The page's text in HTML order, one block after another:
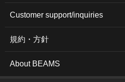
Customer support/inquiries
規約・方針
About BEAMS